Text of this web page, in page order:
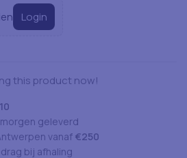
Login
this product now!
geleverd
vanaf €250
bij afhaling